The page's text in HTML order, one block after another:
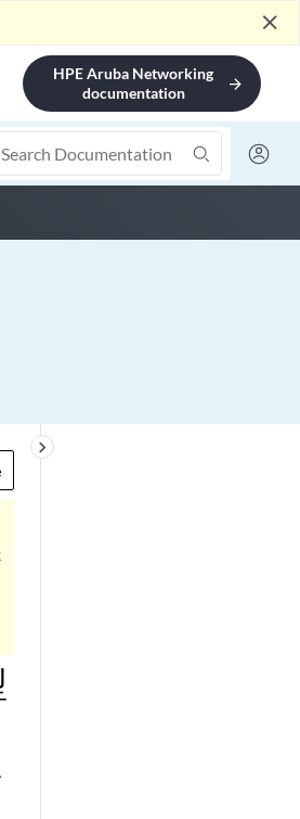
close
HPE Aruba Networking
documentation
arrow_forward
keyboard_arrow_right